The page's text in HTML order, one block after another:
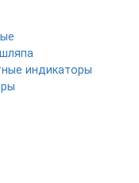
индикаторы